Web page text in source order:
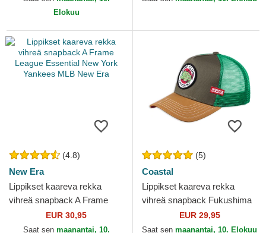
Elokuu
(4.8)
New Era
Lippikset kaareva rekka
vihreä snapback A Frame
League Essential New York
Yankees MLB New Era
EUR 30,95
Saat sen maanantai, 10.
(5)
Coastal
Lippikset kaareva rekka
vihreä snapback Fukushima
HFT CoastalEUR 29,95
Saat sen maanantai, 10. Elokuu